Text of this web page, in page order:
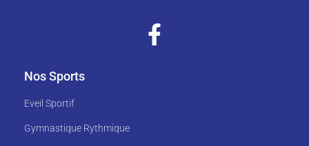
Nos Sports
Eveil Sportif
Gymnastique Rythmique